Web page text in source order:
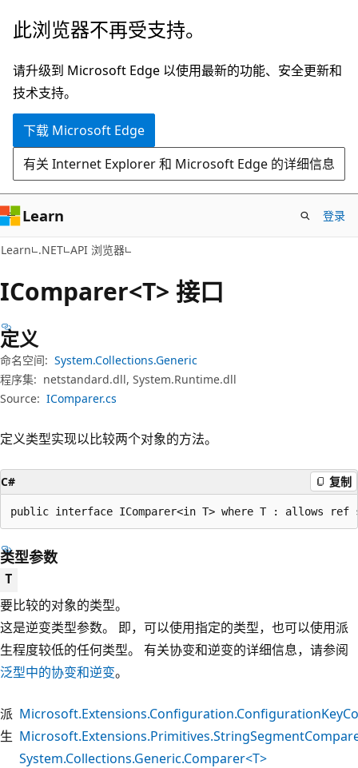
跳
主
要
内
跳
页
内
导
此浏览器不再受支持。
请升级到 Microsoft Edge 以使用最新的功能、安全更新和
技术支持。
下载 Microsoft Edge
有关 Internet Explorer 和 Microsoft Edge 的详细信息
Learn 登录
Learn .NET API 浏览器
IComparer<T> 接口
定义
命名空间: System.Collections.Generic
程序集: netstandard.dll, System.Runtime.dll
Source: IComparer.cs
定义类型实现以比较两个对象的方法。
C# 复制
public interface IComparer<in T> where T : allows ref
类型参数
T
要比较的对象的类型。
这是逆变类型参数。 即，可以使用指定的类型，也可以使用派
生程度较低的任何类型。 有关协变和逆变的详细信息，请参阅
泛型中的协变和逆变。
派
生
System.Collections.Generic.Comparer<T>